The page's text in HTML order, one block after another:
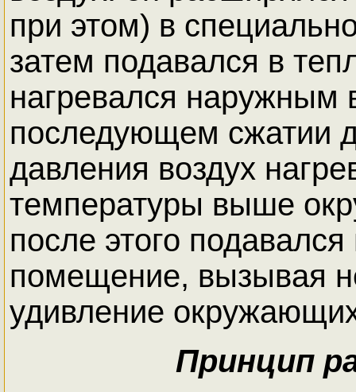
при этом) в
затем подавался в
нагревался наружным
последующем сжатии
давления воздух
температуры выше
после этого
помещение, вызывая
удивление
Принцип